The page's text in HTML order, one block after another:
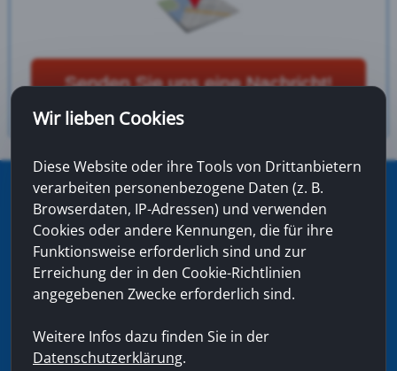
Senden Sie uns eine Nachricht!
Talaga Baufinanzprofi GmbH - Shamrockstrasse 24
- 44623 Herne
Telefon: 0 23 23 - 96 56 40 - Fax: 0 23 23 - 96 56 45 - E-
Mail: info (ät) baufinanzprofi.de
2025| Home| Impressum|Datenschutz|
Datenschutzeinstellung|Haftungsausschluss|
Wir lieben Cookies
Diese Website oder ihre Tools von Drittanbietern
verarbeiten personenbezogene Daten (z. B.
Browserdaten, IP-Adressen) und verwenden
Cookies oder andere Kennungen, die für ihre
Funktionsweise erforderlich sind und zur
Erreichung der in den Cookie-Richtlinien
angegebenen Zwecke erforderlich sind.
Weitere Infos dazu finden Sie in der
Datenschutzerklärung.